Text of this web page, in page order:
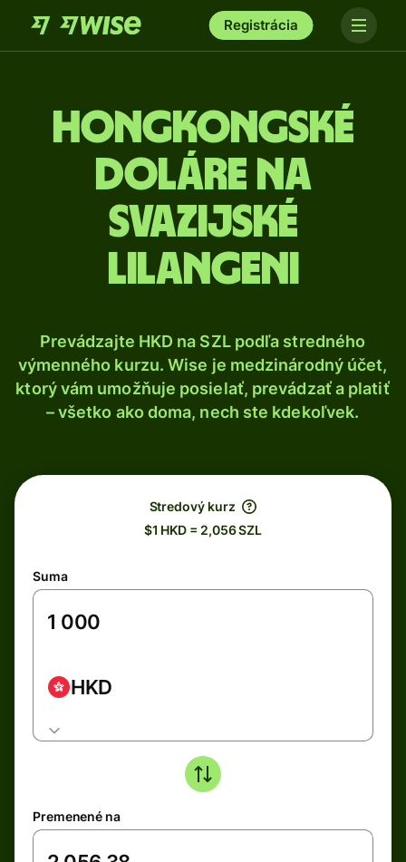
Registrácia
Hongkongské
doláre na
svazijské
lilangeni
Prevádzajte HKD na SZL podľa stredného
výmenného kurzu. Wise je medzinárodný účet,
ktorý vám umožňuje posielať, prevádzať a platiť
– všetko ako doma, nech ste kdekoľvek.
Stredový kurz
$1 HKD = 2,056 SZL
Suma
HKD
Premenené na